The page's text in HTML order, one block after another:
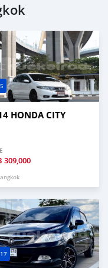
5
HONDA CITY
309,000
17